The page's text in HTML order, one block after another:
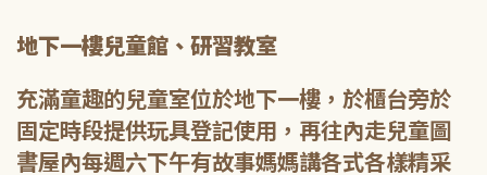
地下一樓兒童館、研習教室
充滿童趣的兒童室位於地下一樓，於櫃台旁於
固定時段提供玩具登記使用，再往內走兒童圖
書屋內每週六下午有故事媽媽講各式各樣精采